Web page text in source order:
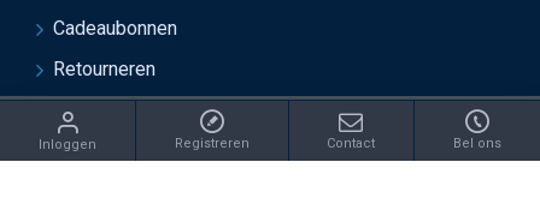
Cadeaubonnen
Retourneren
2021 Juwelier van Soest - Ontwikkeld door OnlineBouwers
Inloggen Registreren Contact Bel ons